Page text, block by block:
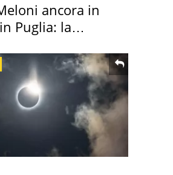
ancora in
Puglia: la